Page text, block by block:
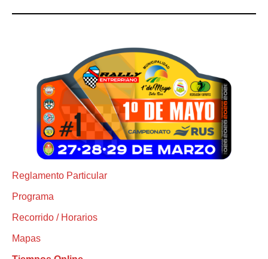
Reglamento Particular
Programa
Recorrido / Horarios
Mapas